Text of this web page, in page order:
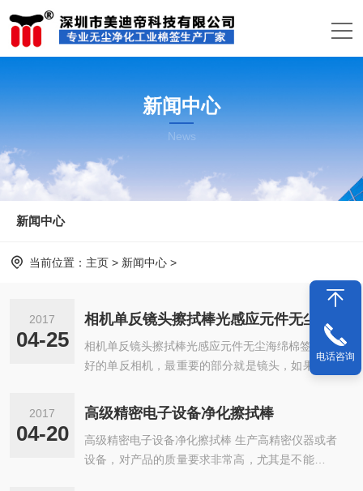
新闻中心
News
新闻中心
当前位置： 主页 > 新闻中心 >
2017
04-25
相机单反镜头擦拭棒光感应元件无尘海绵棉签
相机单反镜头擦拭棒光感应元件无尘海绵棉签 一部
好的单反相机，最重要的部分就是镜头，如果对镜
备本身的品质。 美迪帝的无尘净化···
2017
04-20
高级精密电子设备净化擦拭棒
高级精密电子设备净化擦拭棒 生产高精密仪器或者
设备，对产品的质量要求非常高，尤其是不能有灰
电话咨询